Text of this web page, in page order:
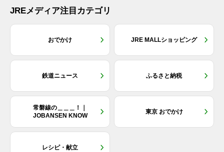
JREメディア注目カテゴリ
おでかけ JRE MALLショッピング
鉄道ニュース ふるさと納税
常磐線の＿＿＿！｜
JOBANSEN KNOW
東京 おでかけ
レシピ・献立